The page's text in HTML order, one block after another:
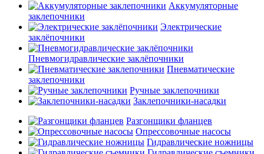
Аккумуляторные
заклепочники
Электрические
заклёпочники
Пневмогидравлические заклёпочники
Пневматические
заклепочники
Ручные заклепочники
Заклепочники-насадки
Разгонщики фланцев
Опрессовочные насосы
Гидравлические ножницы